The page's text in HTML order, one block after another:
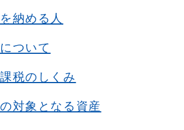
納める人
ついて
税のしくみ
対象となる資産